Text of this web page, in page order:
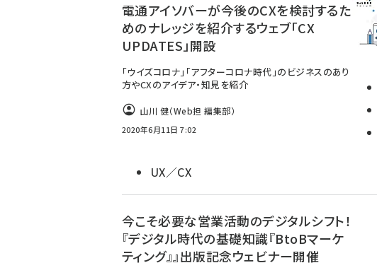
電通アイソバーが今後のCXを検討するた
めのナレッジを紹介するウェブ「CX
UPDATES」開設
「ウイズコロナ」「アフターコロナ時代」のビジネスのあり
方やCXのアイデア・知見を紹介
山川 健（Web担 編集部）
2020年6月11日 7:02
UX／CX
今こそ必要な営業活動のデジタルシフト！
『デジタル時代の基礎知識『BtoBマーケ
ティング』』出版記念ウェビナー開催